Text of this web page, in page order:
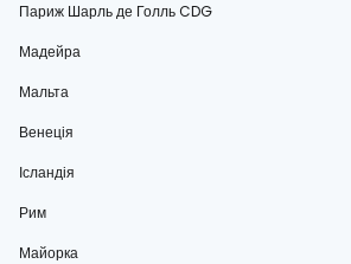
Париж Шарль де Голль CDG
Мадейра
Мальта
Венеція
Ісландія
Рим
Майорка